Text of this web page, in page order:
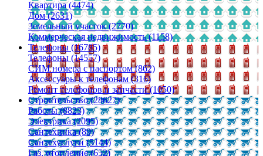
Квартира (4474)
Дом (2631)
Земельный участок (2770)
Коммерческая недвижимость (1158)
Телефоны (16785)
Телефоны (14557)
СИМ номера с паспортом (862)
Аксессуары к телефонам (316)
Ремонт телефонов и запчасти (1050)
Строительство (28627)
Работы (8823)
Электрика (2095)
Сантехника (89)
Сантехуслуги (5144)
Газ, отопление (652)